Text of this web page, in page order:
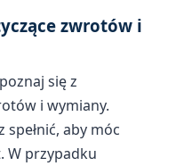
zwrotów i
się z
i wymiany.
aby móc
W przypadku